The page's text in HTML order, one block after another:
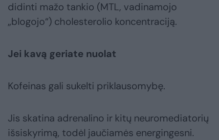
didinti mažo tankio (MTL, vadinamojo
„blogojo“) cholesterolio koncentraciją.
Jei kavą geriate nuolat
Kofeinas gali sukelti priklausomybę.
Jis skatina adrenalino ir kitų neuromediatorių
išsiskyrimą, todėl jaučiamės energingesni.